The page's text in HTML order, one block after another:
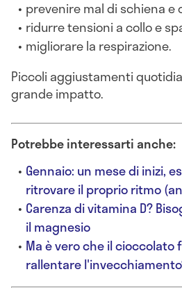
prevenire mal di schiena e
ridurre tensioni a collo e
migliorare la respirazione.
Piccoli aggiustamenti
grande impatto.
Potrebbe interessarti anche:
Gennaio: un mese di inizi,
ritrovare il proprio ritmo
Carenza di vitamina D?
il magnesio
Ma è vero che il cioccolato
rallentare